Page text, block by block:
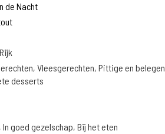
de Nacht
Vleesgerechten, Pittige en belegen
desserts
In goed gezelschap, Bij het eten